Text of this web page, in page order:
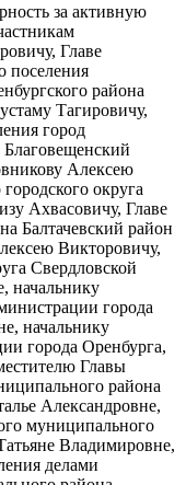
за активную
Главе
поселения
района
Тагировичу,
город
Алексею
округа
Ахвасовичу, Главе
Балтачевский район
Викторовичу,
Свердловской
начальнику
города
начальнику
города Оренбурга,
Главы
района
Александровне,
муниципального
Владимировне,
делами